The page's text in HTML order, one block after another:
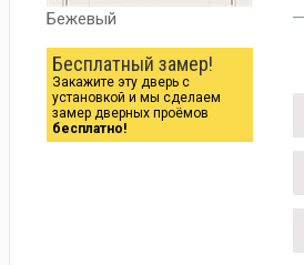
Бежевый
Бесплатный замер!
Закажите эту дверь с
установкой и мы сделаем
замер дверных проёмов
бесплатно!